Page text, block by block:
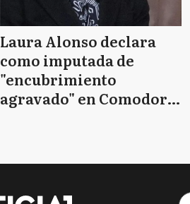
Laura Alonso declara
como imputada de
"encubrimiento
agravado" en Comodoro